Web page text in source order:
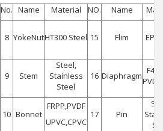
No. Name Material NO. Name
8 YokeNutHT300 Steel 15 Flim
9 Stem
Steel,
Stainless
Steel
16 Diaphragm
10 Bonnet
FRPP,PVDF
UPVC,CPVC
17 Pin